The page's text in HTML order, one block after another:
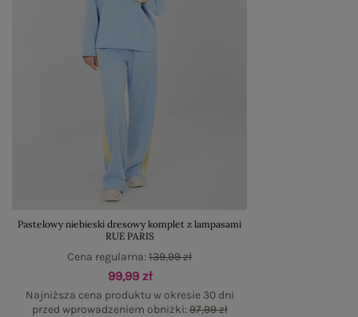
Pastelowy niebieski dresowy komplet z lampasami
RUE PARIS
99,99 zł
Najniższa cena produktu w okresie 30 dni
przed wprowadzeniem obniżki:97,99 zł
Cena regularna:139,99 zł